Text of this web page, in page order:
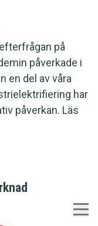
på
påverkade i
en del av våra
har
påverkan. Läs